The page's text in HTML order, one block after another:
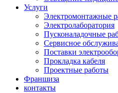
Услуги
Электромонтажные
Электролаборатория
Пусконаладочные
Сервисное
Поставки
Прокладка кабеля
Проектные работы
Франшиза
контакты